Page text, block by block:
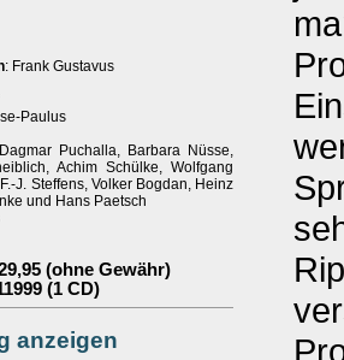
: Frank Gustavus
Paulus
Puchalla, Barbara Nüsse,
Achim Schülke, Wolfgang
J. Steffens, Volker Bogdan, Heinz
und Hans Paetsch
(ohne Gewähr)
(1 CD)
anzeigen